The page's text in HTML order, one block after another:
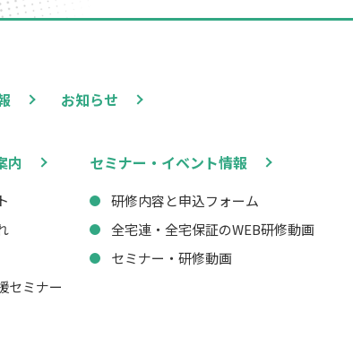
お知らせ
内
セミナー
セミナー・イベント情報
研修内容と申込フォーム
全宅連・全宅保証のWEB研修動画
セミナー・研修動画